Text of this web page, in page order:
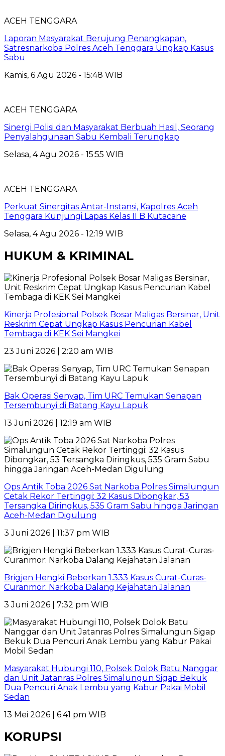
ACEH TENGGARA
Laporan Masyarakat Berujung Penangkapan,
Satresnarkoba Polres Aceh Tenggara Ungkap Kasus
Sabu
Kamis, 6 Agu 2026 - 15:48 WIB
ACEH TENGGARA
Sinergi Polisi dan Masyarakat Berbuah Hasil, Seorang
Penyalahgunaan Sabu Kembali Terungkap
Selasa, 4 Agu 2026 - 15:55 WIB
ACEH TENGGARA
Perkuat Sinergitas Antar-Instansi, Kapolres Aceh
Tenggara Kunjungi Lapas Kelas II B Kutacane
Selasa, 4 Agu 2026 - 12:19 WIB
HUKUM & KRIMINAL
Kinerja Profesional Polsek Bosar Maligas Bersinar, Unit
Reskrim Cepat Ungkap Kasus Pencurian Kabel
Tembaga di KEK Sei Mangkei
23 Juni 2026 | 2:20 am WIB
Bak Operasi Senyap, Tim URC Temukan Senapan
Tersembunyi di Batang Kayu Lapuk
13 Juni 2026 | 12:19 am WIB
Ops Antik Toba 2026 Sat Narkoba Polres Simalungun
Cetak Rekor Tertinggi: 32 Kasus Dibongkar, 53
Tersangka Diringkus, 535 Gram Sabu hingga Jaringan
Aceh-Medan Digulung
3 Juni 2026 | 11:37 pm WIB
Brigjen Hengki Beberkan 1.333 Kasus Curat-Curas-
Curanmor: Narkoba Dalang Kejahatan Jalanan
3 Juni 2026 | 7:32 pm WIB
Masyarakat Hubungi 110, Polsek Dolok Batu Nanggar
dan Unit Jatanras Polres Simalungun Sigap Bekuk
Dua Pencuri Anak Lembu yang Kabur Pakai Mobil
Sedan
13 Mei 2026 | 6:41 pm WIB
KORUPSI